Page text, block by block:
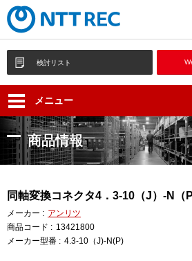
検討リスト
メニュー
商品情報
同軸変換コネクタ4．3-10（J）-N（P
メーカー : アンリツ
商品コード : 13421800
メーカー型番 : 4.3-10（J)-N(P)